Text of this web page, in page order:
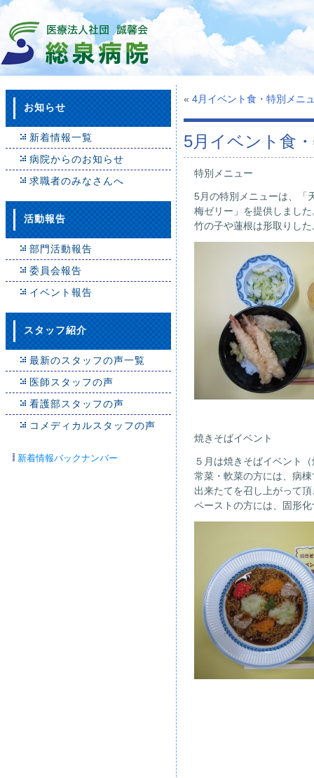
お知らせ
新着情報一覧
病院からのお知らせ
求職者のみなさんへ
活動報告
部門活動報告
委員会報告
イベント報告
スタッフ紹介
最新のスタッフの声一覧
医師スタッフの声
看護部スタッフの声
コメディカルスタッフの声
新着情報バックナンバー
« 4月イベント食・特別メニ
5月イベント食
特別メニュー
5月の特別メニューは、「
梅ゼリー」を提供しまし
竹の子や蓮根は形取りし
焼きそばイベント
５月は焼きそばイベント
常菜・軟菜の方には、病
出来たてを召し上がって
ペーストの方には、固形